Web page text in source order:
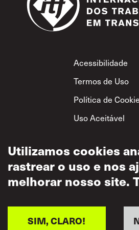
Footer
Acessibilidade
Termos de Uso
Política de
Uso Aceitável
Privacidade
Política de
Utilizamos cookies
rastrear o uso e nos
melhorar nosso site.
SIM, CLARO!